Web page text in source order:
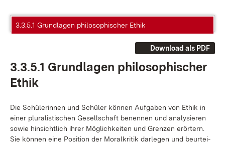
3.3.5.1 Grundlagen philosophischer Ethik
Download als PDF
3.3.5.1 Grund­la­gen phi­lo­so­phi­scher
Ethik
Die Schü­le­rin­nen und Schü­ler kön­nen Auf­ga­ben von Ethik in
ei­ner plu­ra­lis­ti­schen Ge­sell­schaft be­nen­nen und ana­ly­sie­ren
so­wie hin­sicht­lich ih­rer Mög­lich­kei­ten und Gren­zen er­ör­tern.
Sie kön­nen ei­ne Po­si­ti­on der Mo­ral­kri­tik dar­le­gen und be­ur­tei­